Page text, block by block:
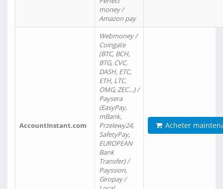
money /
Amazon pay
AccountInstant.com
Webmoney /
Coingate
(BTC, BCH,
BTG, CVC,
DASH, ETC,
ETH, LTC,
OMG, ZEC…) /
Paysera
(EasyPay,
mBank,
Przelewy24,
SafetyPay,
EUROPEAN
Bank
Transfer) /
Payssion,
Giropay /
Acheter